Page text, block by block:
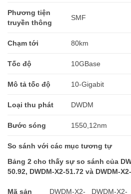
Phương tiện
truyền thông
SMF
Chạm tới 80km
Tốc độ 10GBase
Mô tả tốc độ 10-Gigabit
Loại thu phát DWDM
Bước sóng 1550,12nm
So sánh với các mục tương tự
Bảng 2 cho thấy sự so sánh của
50.92, DWDM-X2-51.72 và DWDM-
Mã sản
DWDM-X2-
DWDM-X2-